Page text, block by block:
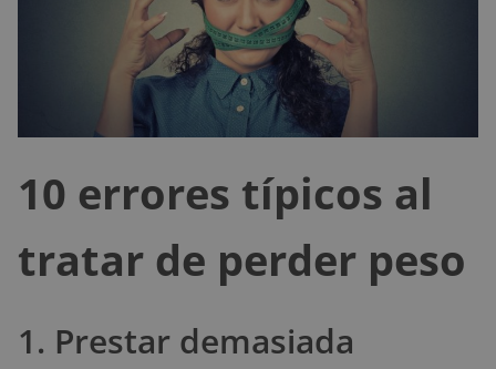
10 errores típicos al
tratar de perder peso
1. Prestar demasiada